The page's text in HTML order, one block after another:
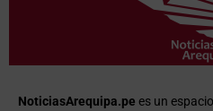
NoticiasArequipa.pe es un